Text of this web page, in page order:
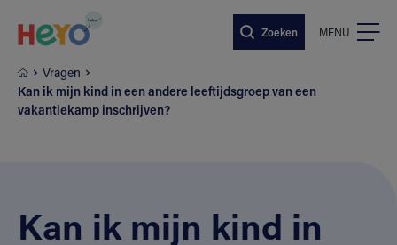
Zoeken MENU
Vragen
Kan ik mijn kind in een andere leeftijdsgroep van een
vakantiekamp inschrijven?
Kan ik mijn kind in